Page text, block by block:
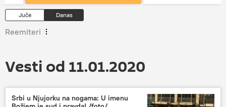
Juče Danas
Reemiteri
Vesti od 11.01.2020
Srbi u Njujorku na nogama: U imenu